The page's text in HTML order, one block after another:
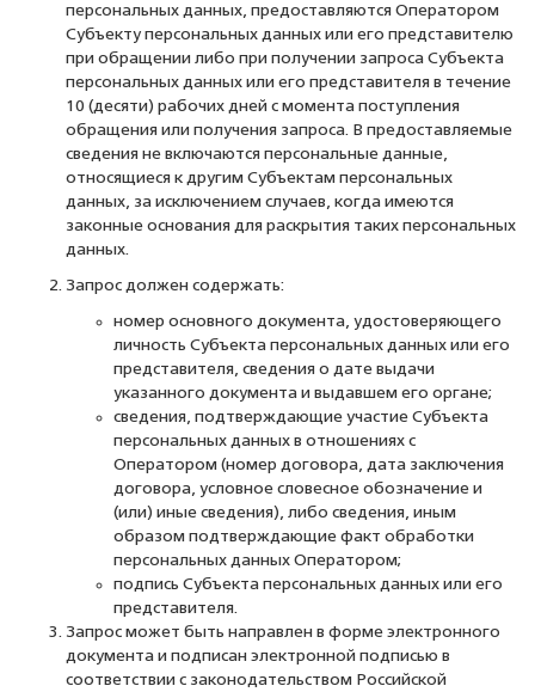
персональных данных, предоставляются Оператором
Субъекту персональных данных или его представителю
при обращении либо при получении запроса Субъекта
персональных данных или его представителя в течение
10 (десяти) рабочих дней с момента поступления
обращения или получения запроса. В предоставляемые
сведения не включаются персональные данные,
относящиеся к другим Субъектам персональных
данных, за исключением случаев, когда имеются
законные основания для раскрытия таких персональных
данных.
Запрос должен содержать:
номер основного документа, удостоверяющего
личность Субъекта персональных данных или его
представителя, сведения о дате выдачи
указанного документа и выдавшем его органе;
сведения, подтверждающие участие Субъекта
персональных данных в отношениях с
Оператором (номер договора, дата заключения
договора, условное словесное обозначение и
(или) иные сведения), либо сведения, иным
образом подтверждающие факт обработки
персональных данных Оператором;
подпись Субъекта персональных данных или его
представителя.
Запрос может быть направлен в форме электронного
документа и подписан электронной подписью в
соответствии с законодательством Российской